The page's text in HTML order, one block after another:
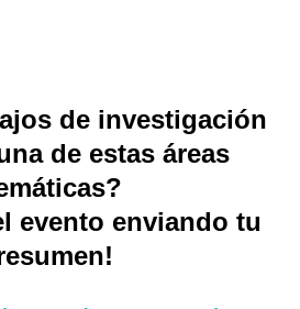
de investigación
de estas áreas
evento enviando tu